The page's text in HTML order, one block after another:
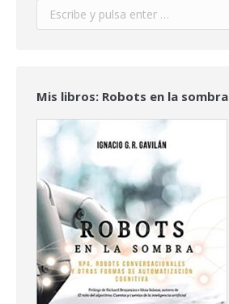
Buscar:
Mis libros: Robots en la sombra